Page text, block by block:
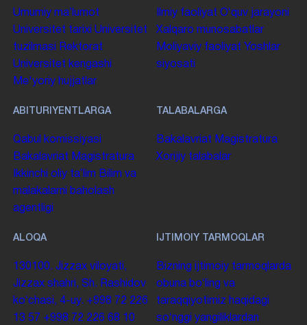
Umumiy maʼlumot
Universitet tarixi Universitet
tuzilmasi
Rektorat
Universitet kengashi
Me'yoriy hujjatlar
Ilmiy faoliyat Oʻquv jarayoni
Xalqaro munosabatlar
Moliyaviy faoliyat Yoshlar
siyosati
ABITURIYENTLARGA
Qabul komissiyasi
Bakalavriat Magistratura
Ikkinchi oliy taʼlim Bilim va
malakalarni baholash
agentligi
TALABALARGA
Bakalavriat Magistratura
Xorijiy talabalar
ALOQA
130100. Jizzax viloyati,
Jizzax shahri, Sh. Rashidov
koʻchasi, 4-uy. +998 72 226
13 57 +998 72 226 68 10
IJTIMOIY TARMOQLAR
Bizning ijtimoiy tarmoqlarda
obuna boʻling va
taraqqiyotimiz haqidagi
soʻnggi yangiliklardan